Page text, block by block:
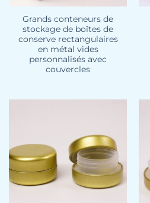
Grands conteneurs de
stockage de boîtes de
conserve rectangulaires
en métal vides
personnalisés avec
couvercles